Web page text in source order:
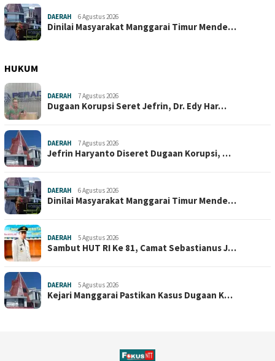
DAERAH 6 Agustus 2026
Dinilai Masyarakat Manggarai Timur Mende…
HUKUM
DAERAH 7 Agustus 2026
Dugaan Korupsi Seret Jefrin, Dr. Edy Har…
DAERAH 7 Agustus 2026
Jefrin Haryanto Diseret Dugaan Korupsi, …
DAERAH 6 Agustus 2026
Dinilai Masyarakat Manggarai Timur Mende…
DAERAH 5 Agustus 2026
Sambut HUT RI Ke 81, Camat Sebastianus J…
DAERAH 5 Agustus 2026
Kejari Manggarai Pastikan Kasus Dugaan K…